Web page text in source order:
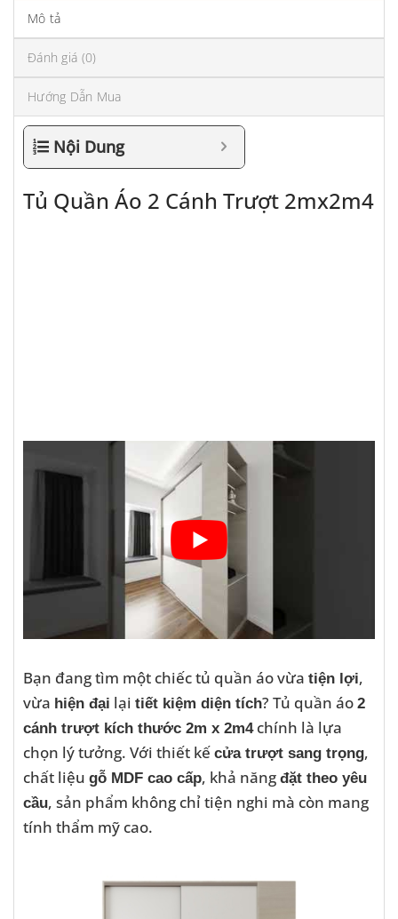
Mô tả
Đánh giá (0)
Hướng Dẫn Mua
Nội Dung
Tủ Quần Áo 2 Cánh Trượt 2mx2m4
Bạn đang tìm một chiếc tủ quần áo vừa tiện lợi,
vừa hiện đại lại tiết kiệm diện tích? Tủ quần áo 2
cánh trượt kích thước 2m x 2m4chính là lựa
chọn lý tưởng. Với thiết kế cửa trượt sang trọng,
chất liệu gỗ MDF cao cấp, khả năng đặt theo yêu
cầu, sản phẩm không chỉ tiện nghi mà còn mang
tính thẩm mỹ cao.